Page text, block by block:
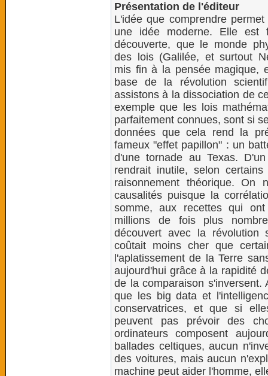
Présentation de l'éditeur
L'idée que comprendre
une idée moderne. Elle est
découverte, que le monde
des lois (Galilée, et surtout
mis fin à la pensée magique,
base de la révolution
assistons à la dissociation de
exemple que les lois
parfaitement connues, sont si
données que cela rend la
fameux "effet papillon" : un
d'une tornade au Texas.
rendrait inutile, selon
raisonnement théorique. On
causalités puisque la
somme, aux recettes qui
millions de fois plus
découvert avec la révolution
coûtait moins cher que
l'aplatissement de la Terre
aujourd'hui grâce à la rapidité
de la comparaison s'inversent.
que les big data et
conservatrices, et que si
peuvent pas prévoir des
ordinateurs composent
ballades celtiques, aucun
des voitures, mais aucun
machine peut aider l'homme,